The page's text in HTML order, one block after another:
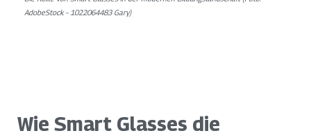
AdobeStock – 1022064483 Gary)
Wie Smart Glasses die